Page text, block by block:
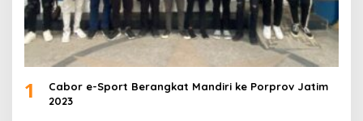
1
Cabor e-Sport Berangkat Mandiri ke Porprov Jatim
2023